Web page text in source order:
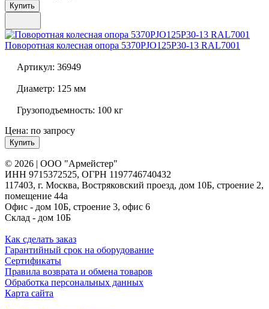
Купить
Поворотная колесная опора 5370PJO125P30-13 RAL7001
Артикул: 36949
Диаметр: 125 мм
Грузоподъемность: 100 кг
Цена: по запросу
Купить
© 2026 | ООО "Армейстер"
ИНН 9715372525, ОГРН 1197746740432
117403, г. Москва, Востряковский проезд, дом 10Б, строение 2,
помещение 44а
Офис - дом 10Б, строение 3, офис 6
Склад - дом 10Б
Как сделать заказ
Гарантийный срок на оборудование
Сертификаты
Правила возврата и обмена товаров
Обработка персональных данных
Карта сайта